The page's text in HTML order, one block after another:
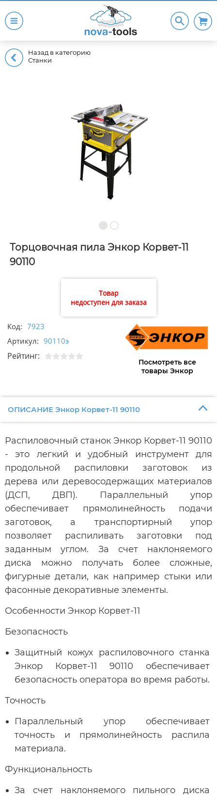
Назад в категорию
Станки
Торцовочная пила Энкор Корвет-11
90110
Товар
недоступен для заказа
Код: 7923
Артикул: 90110э
Рейтинг:
Посмотреть все
товары Энкор
ОПИСАНИЕ Энкор Корвет-11 90110
Распиловочный станок Энкор Корвет-11 90110
- это легкий и удобный инструмент для
продольной распиловки заготовок из
дерева или деревосодержащих материалов
(ДСП, ДВП). Параллельный упор
обеспечивает прямолинейность подачи
заготовок, а транспортирный упор
позволяет распиливать заготовки под
заданным углом. За счет наклоняемого
диска можно получать более сложные,
фигурные детали, как например стыки или
фасонные декоративные элементы.
Особенности Энкор Корвет-11
Безопасность
Защитный кожух распиловочного станка
Энкор Корвет-11 90110 обеспечивает
безопасность оператора во время работы.
Точность
Параллельный упор обеспечивает
точность и прямолинейность распила
материала.
Функциональность
За счет наклоняемого пильного диска